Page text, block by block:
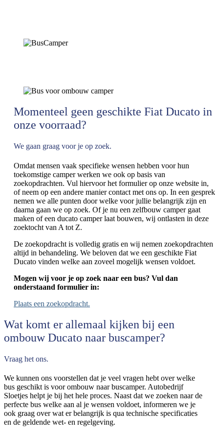
Momenteel geen geschikte Fiat Ducato in
onze voorraad?
We gaan graag voor je op zoek.
Omdat mensen vaak specifieke wensen hebben voor hun
toekomstige camper werken we ook op basis van
zoekopdrachten. Vul hiervoor het formulier op onze website in,
of neem op een andere manier contact met ons op. In een gesprek
nemen we alle punten door welke voor jullie belangrijk zijn en
daarna gaan we op zoek. Of je nu een zelfbouw camper gaat
maken of een ducato camper laat bouwen, wij ontlasten in deze
zoektocht van A tot Z.
De zoekopdracht is volledig gratis en wij nemen zoekopdrachten
altijd in behandeling. We beloven dat we een geschikte Fiat
Ducato vinden welke aan zoveel mogelijk wensen voldoet.
Mogen wij voor je op zoek naar een bus? Vul dan
onderstaand formulier in:
Plaats een zoekopdracht.
Wat komt er allemaal kijken bij een
ombouw Ducato naar buscamper?
Vraag het ons.
We kunnen ons voorstellen dat je veel vragen hebt over welke
bus geschikt is voor ombouw naar buscamper. Autobedrijf
Sloetjes helpt je bij het hele proces. Naast dat we zoeken naar de
perfecte bus welke aan al je wensen voldoet, informeren we je
ook graag over wat er belangrijk is qua technische specificaties
en de geldende wet- en regelgeving.